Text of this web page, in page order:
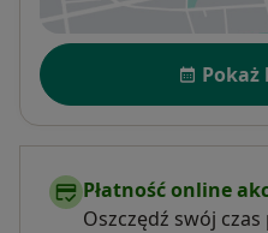
Dostępność
Pokaż
Płatność online
Oszczędź swój